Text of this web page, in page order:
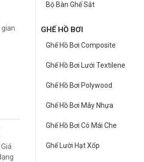
Bộ Bàn Ghế Sắt
GHẾ HỒ BƠI
Ghế Hồ Bơi Composite
Ghế Hồ Bơi Lưới Textilene
Ghế Hồ Bơi Polywood
Ghế Hồ Bơi Mây Nhựa
Ghế Hồ Bơi Có Mái Che
Ghế Lười Hạt Xốp